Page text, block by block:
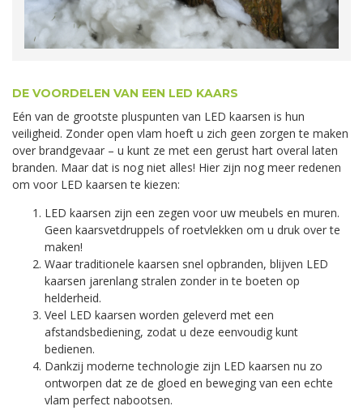
DE VOORDELEN VAN EEN LED KAARS
Eén van de grootste pluspunten van LED kaarsen is hun
veiligheid. Zonder open vlam hoeft u zich geen zorgen te maken
over brandgevaar – u kunt ze met een gerust hart overal laten
branden. Maar dat is nog niet alles! Hier zijn nog meer redenen
om voor LED kaarsen te kiezen:
LED kaarsen zijn een zegen voor uw meubels en muren.
Geen kaarsvetdruppels of roetvlekken om u druk over te
maken!
Waar traditionele kaarsen snel opbranden, blijven LED
kaarsen jarenlang stralen zonder in te boeten op
helderheid.
Veel LED kaarsen worden geleverd met een
afstandsbediening, zodat u deze eenvoudig kunt
bedienen.
Dankzij moderne technologie zijn LED kaarsen nu zo
ontworpen dat ze de gloed en beweging van een echte
vlam perfect nabootsen.